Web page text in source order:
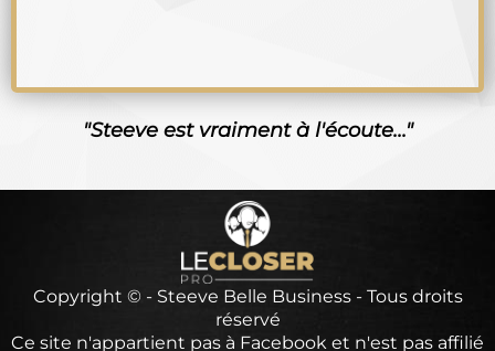
"Steeve est vraiment à l'écoute..."
Copyright © - Steeve Belle Business - Tous droits
réservé
Ce site n'appartient pas à Facebook et n'est pas affilié